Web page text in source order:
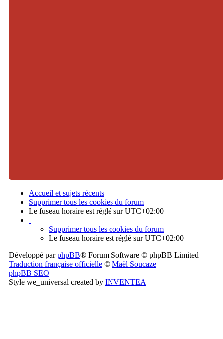
Accueil et sujets récents
Supprimer tous les cookies du forum
Le fuseau horaire est réglé surUTC+02:00
Supprimer tous les cookies du forum
Le fuseau horaire est réglé surUTC+02:00
Développé parphpBB® Forum Software © phpBB Limited
Traduction française officielle © Maël Soucaze
phpBB SEO
Style we_universal created by INVENTEA